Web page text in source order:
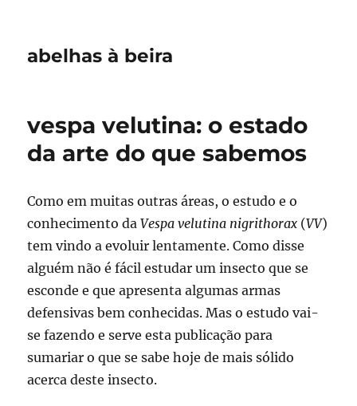
abelhas à beira
vespa velutina: o estado
da arte do que sabemos
Como em muitas outras áreas, o estudo e o
conhecimento daVespa velutina nigrithorax (VV)
tem vindo a evoluir lentamente. Como disse
alguém não é fácil estudar um insecto que se
esconde e que apresenta algumas armas
defensivas bem conhecidas. Mas o estudo vai-
se fazendo e serve esta publicação para
sumariar o que se sabe hoje de mais sólido
acerca deste insecto.